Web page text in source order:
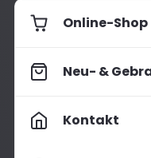
Online-Shop
Neu- &
Kontakt